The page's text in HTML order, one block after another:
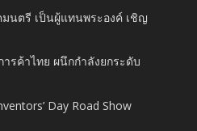
มนตรี เป็นผู้แทนพระองค์ เชิญ
รค้าไทย ผนึกกำลังยกระดับ
Day Road Show